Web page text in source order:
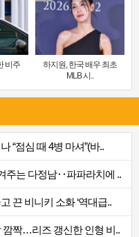
비주
하지원, 한국 배우 최초
MLB 시..
“점심 때 4병 마셔”(바..
주는 다정남‥파파라치에 ..
끈 비니키 소화 ‘역대급..
깜짝…리즈 갱신한 인형 비..